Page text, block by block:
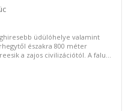
üdülóhelye valamint
északra 800 méter
a zajos civilizációtól. A falu...